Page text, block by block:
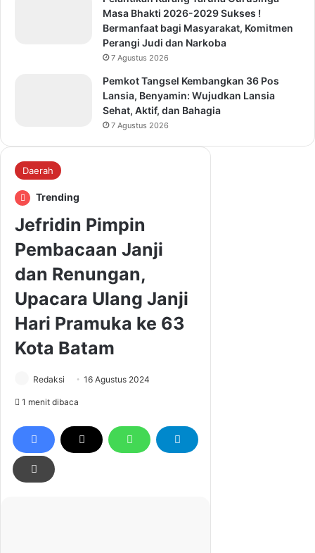
Masa Bhakti 2026-2029 Sukses !
Bermanfaat bagi Masyarakat, Komitmen
Perangi Judi dan Narkoba
7 Agustus 2026
Pemkot Tangsel Kembangkan 36 Pos
Lansia, Benyamin: Wujudkan Lansia
Sehat, Aktif, dan Bahagia
7 Agustus 2026